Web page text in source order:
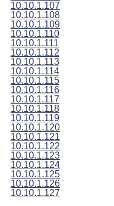
10.10.1.107
10.10.1.108
10.10.1.109
10.10.1.110
10.10.1.111
10.10.1.112
10.10.1.113
10.10.1.114
10.10.1.115
10.10.1.116
10.10.1.117
10.10.1.118
10.10.1.119
10.10.1.120
10.10.1.121
10.10.1.122
10.10.1.123
10.10.1.124
10.10.1.125
10.10.1.126
10.10.1.127